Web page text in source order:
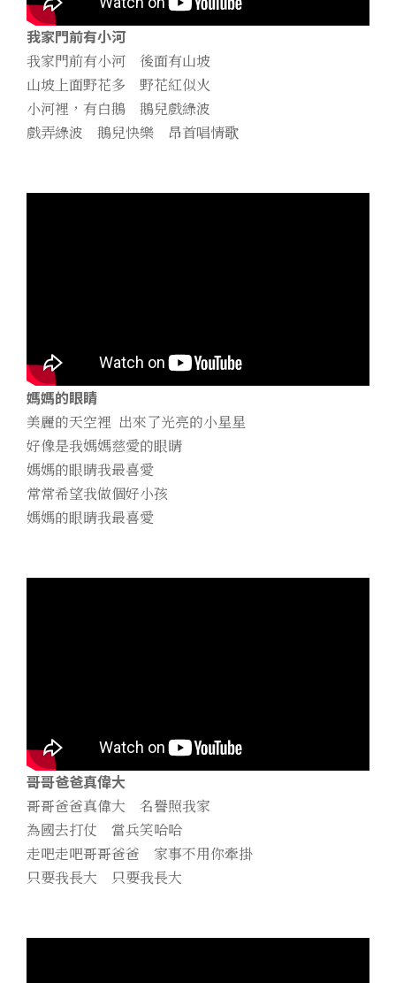
我家門前有小河
我家門前有小河 後面有山坡
山坡上面野花多 野花紅似火
小河裡，有白鵝 鵝兒戲綠波
戲弄綠波 鵝兒快樂 昂首唱情歌
媽媽的眼睛
美麗的天空裡 出來了光亮的小星星
好像是我媽媽慈愛的眼睛
媽媽的眼睛我最喜愛
常常希望我做個好小孩
媽媽的眼睛我最喜愛
哥哥爸爸真偉大
哥哥爸爸真偉大 名譽照我家
為國去打仗 當兵笑哈哈
走吧走吧哥哥爸爸 家事不用你牽掛
只要我長大 只要我長大